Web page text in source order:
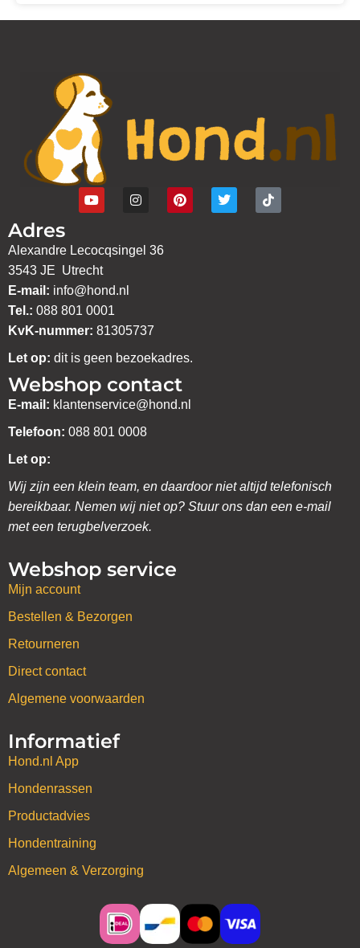
Adres
Alexandre Lecocqsingel 36
3543 JE Utrecht
E-mail: info@hond.nl
Tel.: 088 801 0001
KvK-nummer: 81305737
Let op: dit is geen bezoekadres.
Webshop contact
E-mail: klantenservice@hond.nl
Telefoon: 088 801 0008
Let op:
Wij zijn een klein team, en daardoor niet altijd telefonisch
bereikbaar. Nemen wij niet op? Stuur ons dan een e-mail
met een terugbelverzoek.
Webshop service
Mijn account
Bestellen & Bezorgen
Retourneren
Direct contact
Algemene voorwaarden
Informatief
Hond.nl App
Hondenrassen
Productadvies
Hondentraining
Algemeen & Verzorging